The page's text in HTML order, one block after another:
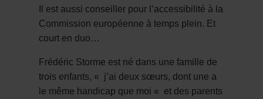
Il est aussi conseiller pour l’accessibilité à la
Commission européenne à temps plein. Et
court en duo…
Frédéric Storme est né dans une famille de
trois enfants, « j’ai deux sœurs, dont une a
le même handicap que moi « et des parents